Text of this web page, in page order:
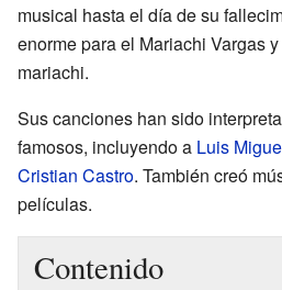
musical hasta el día de su
enorme para el Mariachi Vargas
mariachi.
Sus canciones han sido
famosos, incluyendo a Luis
Cristian Castro. También creó
películas.
Contenido